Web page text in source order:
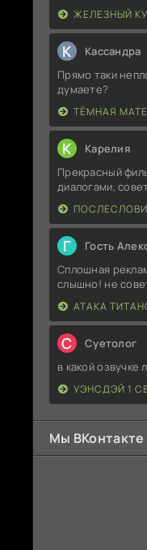
ЖЕЛЕЗНЫЙ
К Кассандра
Прямо таки
думаете?
ТЁМНАЯ
К Карелия
Прекрасный
диалогами,
Г Гость
Сплошная
слышно! не
АТАКА
С Суетолог
в какой
УЭНСДЭЙ 1
Мы ВКонтакте